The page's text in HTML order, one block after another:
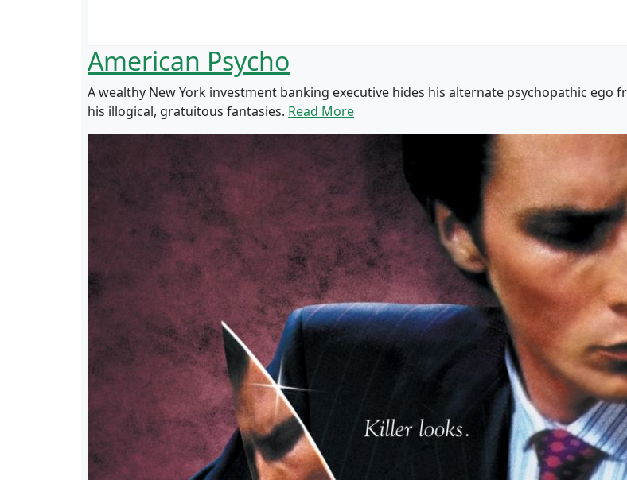
American Psycho
A wealthy New York investment banking executive hides his alternate psychopathic ego
his illogical, gratuitous fantasies. Read More